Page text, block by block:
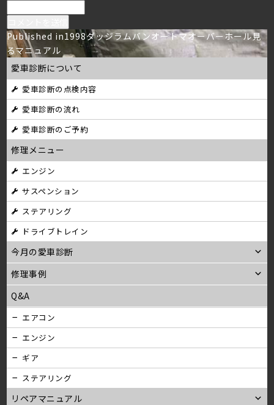
投
稿
ナ
ビ
ゲ
ー
シ
ョ
ン
Published in1998ダッジラムバンオートマオーバーホール見
るマニュアル
愛車診断について
愛車診断の点検内容
愛車診断の流れ
愛車診断のご予約
修理メニュー
エンジン
サスペンション
ステアリング
ドライブトレイン
今月の愛車診断
修理事例
Q&A
エアコン
エンジン
ギア
ステアリング
リペアマニュアル